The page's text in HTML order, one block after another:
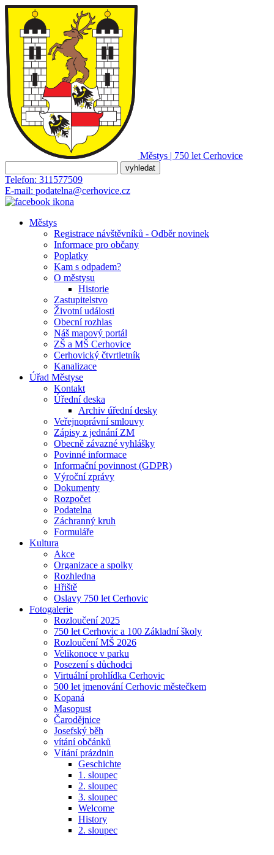
Městys | 750 let Cerhovice
Telefon: 311577509
E-mail: podatelna@cerhovice.cz
Městys
Registrace návštěvníků - Odběr novinek
Informace pro občany
Poplatky
Kam s odpadem?
O městysu
Historie
Zastupitelstvo
Životní události
Obecní rozhlas
Náš mapový portál
ZŠ a MŠ Cerhovice
Cerhovický čtvrtletník
Kanalizace
Úřad Městyse
Kontakt
Úřední deska
Archiv úřední desky
Veřejnoprávní smlouvy
Zápisy z jednání ZM
Obecně závazné vyhlášky
Povinné informace
Informační povinnost (GDPR)
Výroční zprávy
Dokumenty
Rozpočet
Podatelna
Záchranný kruh
Formuláře
Kultura
Akce
Organizace a spolky
Rozhledna
Hřiště
Oslavy 750 let Cerhovic
Fotogalerie
Rozloučení 2025
750 let Cerhovic a 100 Základní školy
Rozloučení MŠ 2026
Velikonoce v parku
Posezení s důchodci
Virtuální prohlídka Cerhovic
500 let jmenování Cerhovic městečkem
Kopaná
Masopust
Čarodějnice
Josefský běh
vítání občánků
Vítání prázdnin
Geschichte
1. sloupec
2. sloupec
3. sloupec
Welcome
History
2. sloupec